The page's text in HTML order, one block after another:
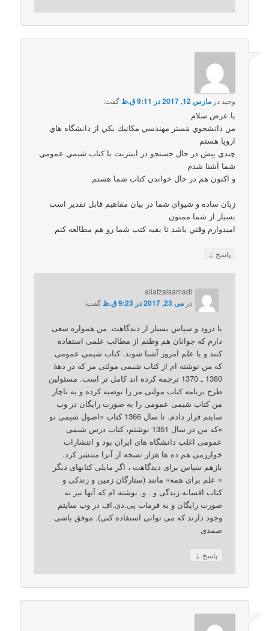
وحيد درمارس 12, 2017 در 9:11 ق.ظ گفت:
با عرض سلام
من دانشجوي مٓستر مهندسي مكانيك يكي از دانشگاه هاي
اروپا هستم
چندي پيش در حال جستجو در اينترنت با كتاب شيمي عمومي
شما آشنا شدم
و اكنون هم در حال خواندن كتاب شما هستم
زبان ساده و شيواي شما در بيان مفاهيم قابل تقدير است
بسيار از شما ممنون
اميدوارم وقتي باشد تا بقيه كتب شما رو هم مطالعه كنم
پاسخ ↓
aliafzalsamadi
درمی 23, 2017 در 9:23 ق.ظ گفت:
با درود و سپاس بسیار از دیدگاهت. من همواره سعی
دارم که جوانان هم وطنم از مطالب علمی استفاده
کنند و با علم امروز آشنا شوند. کتاب شیمی عمومی
که من نوشته ام از کتاب شیمی مولتی مر که در دهۀ
1360 ـ 1370 ترجمه کرده اند کامل تر است. مسئولین
طرح برنامه کتاب مولتی مر را توصیه کرده و به ناچار
من کتاب شیمی عمومی را به صورت رایگان در وب
سایتم قرار دادم. تا سال 1366 کتاب «اصول شیمی نو
»که من در سال 1351 نوشتم، کتاب درس شیمی
عمومی اغلب دانشگاه های ایران بود و انتشارات
خوارزمی هم ده ها هزار نسخه از آنرا منتشر کرد.
بازهم سپاس برای دیدگاهت ، اگر مایلی کتابهای دیگر
« علم برای همه» مانند (ستارگان زمین و زندکی و
کتاب افسانه زندگی و . و. نوشته ام که آنها نیز به
صورت رایگان و به فرمات پی.دی.اف در وب سایتم
وجود دارند که می توانی استفاده کنی). موفق باشی
صمدی
پاسخ ↓